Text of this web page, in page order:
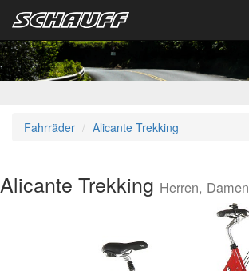
Fahrräder Alicante Trekking
Alicante Trekking Herren, Damen